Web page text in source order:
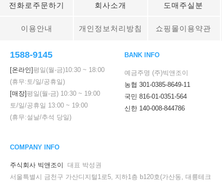
전화로주문하기 회사소개 도매주실분
이용안내 개인정보처리방침 쇼핑몰이용약관
1588-9145
[온라인]평일(월-금)10:30 ~ 18:00
(휴무:토/일/공휴일)
[매장]평일(월-금) 10:30 ~ 19:00
토/일/공휴일 13:00 ~ 19:00
(휴무:설날/추석 당일)
BANK INFO
예금주명 (주)빅앤조이
농협 301-0385-8649-11
국민 816-01-0351-564
신한 140-008-844786
COMPANY INFO
주식회사 빅앤조이
대표 박성권
서울특별시 금천구 가산디지털1로5, 지하1층 b120호(가산동, 대륭테크